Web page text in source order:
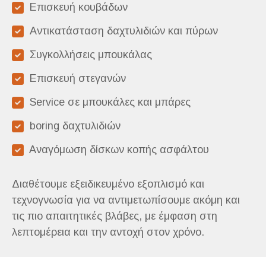
Επισκευή κουβάδων
Αντικατάσταση δαχτυλιδιών και πύρων
Συγκολλήσεις μπουκάλας
Επισκευή στεγανών
Service σε μπουκάλες και μπάρες
boring δαχτυλιδιών
Aναγόμωση δίσκων κοπής ασφάλτου
Διαθέτουμε εξειδικευμένο εξοπλισμό και
τεχνογνωσία για να αντιμετωπίσουμε ακόμη και
τις πιο απαιτητικές βλάβες, με έμφαση στη
λεπτομέρεια και την αντοχή στον χρόνο.